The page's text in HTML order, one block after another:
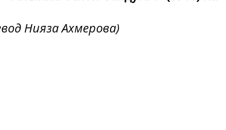
Нияза Ахмерова)